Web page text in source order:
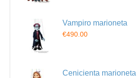
Vampiro marioneta
€490.00
Cenicienta marioneta